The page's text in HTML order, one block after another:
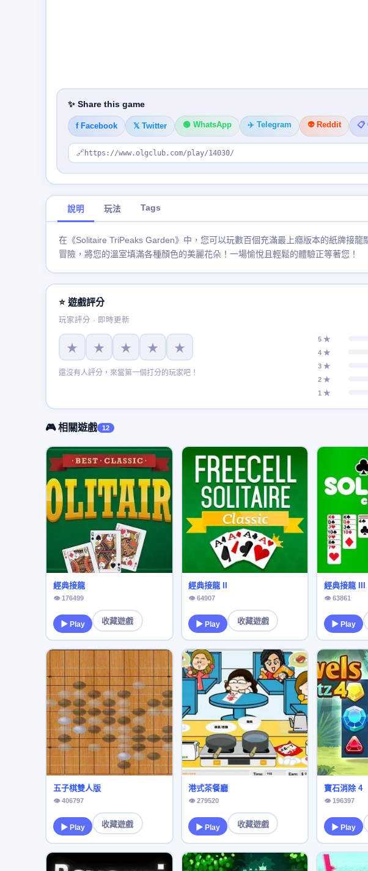
✨ Share this game
f Facebook 𝕏 Twitter 🟢 WhatsApp ✈️ Telegram 👽 Reddit 📋
🔗 https://www.olgclub.com/play/14030/
說明 玩法 Tags
在《Solitaire TriPeaks Garden》中，您可以玩數百個充滿最上癮版本的紙牌接
冒險，將您的溫室填滿各種顏色的美麗花朵！一場愉悅且輕鬆的體驗正等著您！
⭐ 遊戲評分
玩家評分 · 即時更新
★ ★ ★ ★ ★
還沒有人評分，來當第一個打分的玩家吧！
5 ★
4 ★
3 ★
2 ★
1 ★
🎮 相關遊戲 12
經典接龍
👁 176499
▶ Play 收藏遊戲
經典接龍 II
👁 64907
▶ Play 收藏遊戲
經典接龍 III
👁 63861
▶ Play
五子棋雙人版
👁 406797
▶ Play 收藏遊戲
港式茶餐廳
👁 279520
▶ Play 收藏遊戲
寶石消除 4
👁 196397
▶ Play